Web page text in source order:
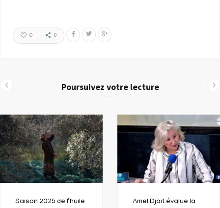
0 0
Poursuivez votre lecture
Saison 2025 de l’huile
Amel Djait évalue la